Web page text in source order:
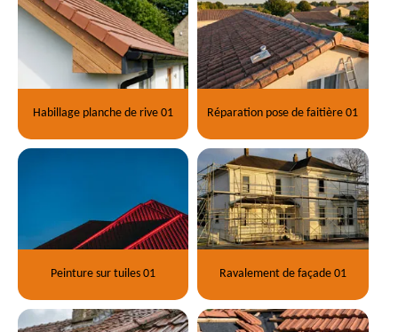
Habillage planche de rive 01 Réparation pose de faitière 01
Peinture sur tuiles 01 Ravalement de façade 01